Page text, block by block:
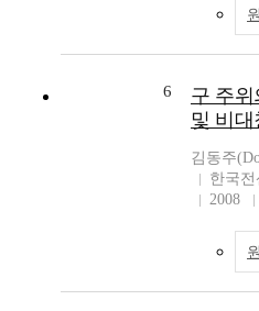
6
구 주
및 비
김동주
한국
2008